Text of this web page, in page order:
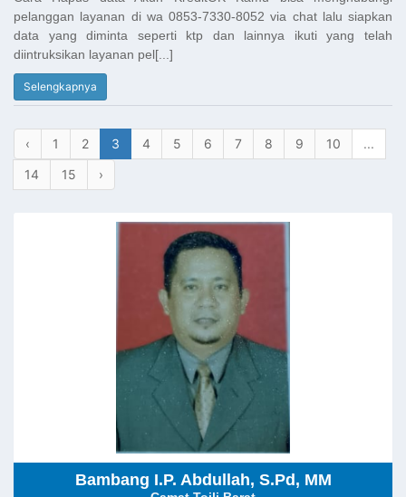
pelanggan layanan di wa 0853-7330-8052 via chat lalu siapkan
data yang diminta seperti ktp dan lainnya ikuti yang telah
diintruksikan layanan pel[...]
Selengkapnya
‹ 1 2 3 4 5 6 7 8 9 10
...
14
15 ›
Bambang I.P. Abdullah, S.Pd, MM